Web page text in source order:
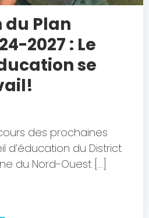
du Plan
2027 : Le
se
des prochaines
d’éducation du District
du Nord-Ouest […]